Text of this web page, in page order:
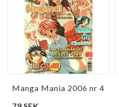
Manga Mania 2006 nr 4